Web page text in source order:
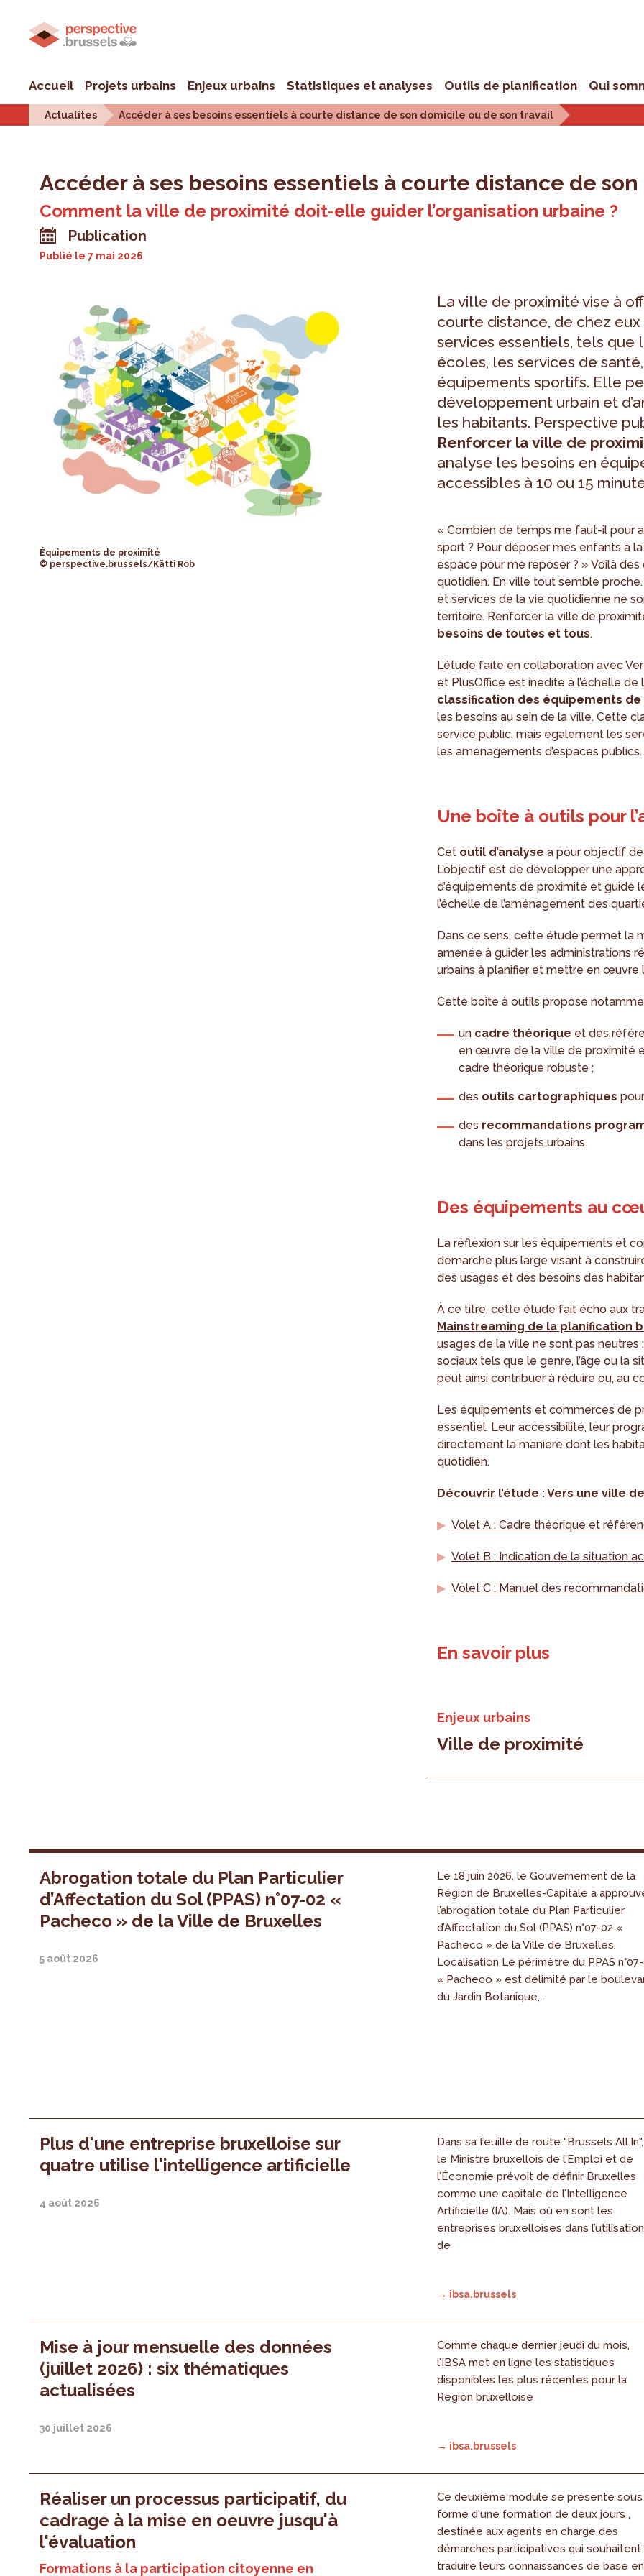
Accueil Projets urbains Enjeux urbains Statistiques et analyses Outils de planification Qui
Actualites Accéder à ses besoins essentiels à courte distance de son domicile ou de son travail
Accéder à ses besoins essentiels à courte distance de
Comment la ville de proximité doit-elle guider l’organisation urbaine ?
Publication
Publié le7 mai 2026
Équipements de proximité
© perspective.brussels/Kätti Rob
La ville de proximité vise à
courte distance, de chez
services essentiels, tels que
écoles, les services de
équipements sportifs. Elle
développement urbain et
les habitants. Perspective
Renforcer la ville de
analyse les besoins en
accessibles à 10 ou 15
« Combien de temps me faut-il pour
sport ? Pour déposer mes enfants à
espace pour me reposer ? » Voilà
quotidien. En ville tout semble
et services de la vie quotidienne ne
territoire. Renforcer la ville de
besoins de toutes et tous.
L’étude faite en collaboration avec
et PlusOffice est inédite à l’échelle
classification des équipements
les besoins au sein de la ville. Cette
service public, mais également les
les aménagements d’espaces publics.
Une boîte à outils pour
Cet outil d’analyse a pour objectif
L’objectif est de développer une
d’équipements de proximité et guide
l’échelle de l’aménagement des
Dans ce sens, cette étude permet la
amenée à guider les administrations
urbains à planifier et mettre en œuvre
Cette boîte à outils propose
un cadre théorique et des
en œuvre de la ville de proximité
cadre théorique robuste ;
des outils cartographiques
des recommandations
dans les projets urbains.
Des équipements au
La réflexion sur les équipements et
démarche plus large visant à
des usages et des besoins des
À ce titre, cette étude fait écho aux
Mainstreaming de la planification
usages de la ville ne sont pas
sociaux tels que le genre, l’âge ou la
peut ainsi contribuer à réduire ou, au
Les équipements et commerces de
essentiel. Leur accessibilité, leur
directement la manière dont les
quotidien.
Découvrir l’étude : Vers une ville
Volet A : Cadre théorique et
Volet B : Indication de la situation
Volet C : Manuel des
En savoir plus
Enjeux urbains
Ville de proximité
Abrogation totale du Plan Particulier
d’Affectation du Sol (PPAS) n°07-02 «
Pacheco » de la Ville de Bruxelles
5 août 2026
Le 18 juin 2026, le Gouvernement de la
Région de Bruxelles-Capitale a
l’abrogation totale du Plan Particulier
d’Affectation du Sol (PPAS) n°07-02 «
Pacheco » de la Ville de Bruxelles.
Localisation Le périmètre du PPAS
« Pacheco » est délimité par le
du Jardin Botanique,...
Plus d'une entreprise bruxelloise sur
quatre utilise l'intelligence artificielle
4 août 2026
Dans sa feuille de route "Brussels All.In",
le Ministre bruxellois de l’Emploi et de
l’Économie prévoit de définir Bruxelles
comme une capitale de l’Intelligence
Artificielle (IA). Mais où en sont les
entreprises bruxelloises dans l’utilisation
de
→ ibsa.brussels
Mise à jour mensuelle des données
(juillet 2026) : six thématiques
actualisées
30 juillet 2026
Comme chaque dernier jeudi du mois,
l’IBSA met en ligne les statistiques
disponibles les plus récentes pour la
Région bruxelloise
→ ibsa.brussels
Réaliser un processus participatif, du
cadrage à la mise en oeuvre jusqu'à
l'évaluation
Formations à la participation citoyenne en
Ce deuxième module se présente sous
forme d'une formation de deux jours ,
destinée aux agents en charge des
démarches participatives qui souhaitent
traduire leurs connaissances de base en